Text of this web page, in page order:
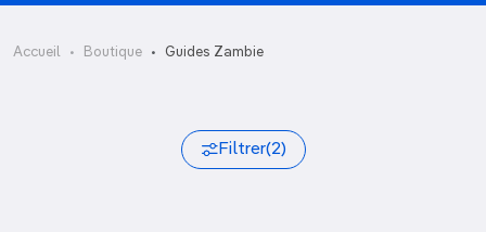
Accueil Boutique Guides Zambie
Filtrer(2)